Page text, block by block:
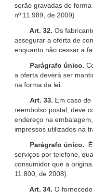
serão gravadas de
nº 11.989, de 2009)
Art. 32. Os
assegurar a oferta de
enquanto não cessar a
Parágrafo único.
a oferta deverá ser
na forma da lei.
Art. 33. Em caso
reembolso postal, deve
endereço na
impressos utilizados na
Parágrafo único.
serviços por telefone,
consumidor que a
11.800, de 2008).
Art. 34. O